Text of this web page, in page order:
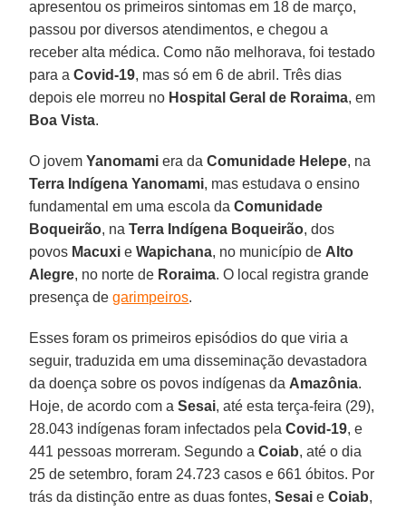
apresentou os primeiros sintomas em 18 de março,
passou por diversos atendimentos, e chegou a
receber alta médica. Como não melhorava, foi testado
para aCovid-19, mas só em 6 de abril. Três dias
depois ele morreu no Hospital Geral de Roraima, em
Boa Vista.
O jovem Yanomami era daComunidade Helepe, na
Terra Indígena Yanomami, mas estudava o ensino
fundamental em uma escola daComunidade
Boqueirão, naTerra Indígena Boqueirão, dos
povos Macuxi eWapichana, no município deAlto
Alegre, no norte de Roraima. O local registra grande
presença degarimpeiros.
Esses foram os primeiros episódios do que viria a
seguir, traduzida em uma disseminação devastadora
da doença sobre os povos indígenas daAmazônia.
Hoje, de acordo com aSesai, até esta terça-feira (29),
28.043 indígenas foram infectados pelaCovid-19, e
441 pessoas morreram. Segundo aCoiab, até o dia
25 de setembro, foram 24.723 casos e 661 óbitos. Por
trás da distinção entre as duas fontes,Sesai eCoiab,